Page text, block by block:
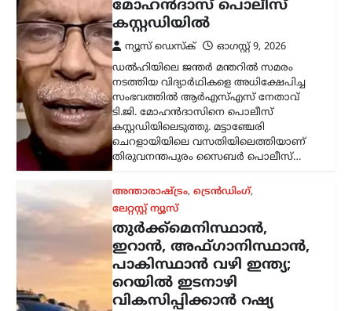
മോഹൻദാസ് പൊലീസ്
കസ്റ്റഡിയിൽ
ന്യൂസ് ഡെസ്ക്
ഓഗസ്റ്റ്‌ 9, 2026
ഡൽഹിയിലെ ജന്തർ മന്തറിൽ സമരം
നടത്തിയ വിദ്യാർഥികളെ അധിക്ഷേപിച്ച
സംഭവത്തിൽ ആർഎസ്എസ് നേതാവ്
ടി.ജി. മോഹൻദാസിനെ പൊലീസ്
കസ്റ്റഡിയിലെടുത്തു. മട്ടാഞ്ചേരി
ചെറളായിയിലെ വസതിയിലെത്തിയാണ്
തിരുവനന്തപുരം സൈബർ പൊലീസ്…
അന്താരാഷ്ട്രം, ട്രെൻഡിംഗ്,
ലേറ്റസ്റ്റ് ന്യൂസ്
തുർക്ക്മെനിസ്ഥാൻ,
ഇറാൻ, അഫ്ഗാനിസ്ഥാൻ,
പാകിസ്ഥാൻ വഴി ഇന്ത്യ;
റെയിൽ ഇടനാഴി
വികസിപ്പിക്കാൻ റഷ്യ